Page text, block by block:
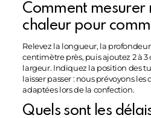
Comment mesurer
chaleur pour
Relevez la longueur, la
centimètre près, puis ajoutez 2 à
largeur. Indiquez la position des
laisser passer : nous prévoyons
adaptées lors de la confection.
Quels sont les